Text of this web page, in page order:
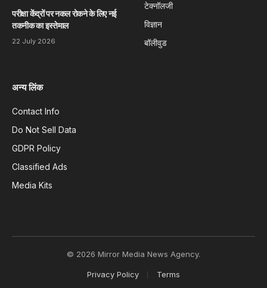
परीक्षा केंद्रों पर नकल रोकने के लिए नई
तकनीक का इस्तेमाल
22 July 2026
टेक्नॉलजी
विज्ञान
बॉलीवुड
अन्य लिंक
Contact Info
Do Not Sell Data
GDPR Policy
Classified Ads
Media Kits
© 2026 Mirror Media News Agency.
Privacy Policy Terms